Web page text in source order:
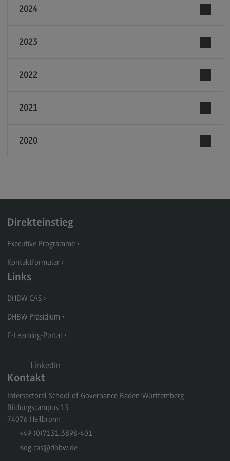
Publikationen
Working Paper Serie
HumanFactor in der Praxis
Im Gespräch mit Silke Stremlau
Im Gespräch mit Veit Mathauer
Im Gespräch mit Britta Hildebrandt
Im Gespräch mit Annette Treibel
Im Gespräch mit Helen Lückge
Im Gespräch mit Bernd Villhauer
Im Gespräch mit Hardy Groeger
Im Gespräch mit Christoph Seckler
Im Gespräch mit Verena Schmid
Im Gespräch mit Moritz Kilger
Im Gespräch mit Lara Schmidt-Rüdt
Im Gespräch mit Tobias Krafft
2024
2023
2022
2021
2020
Direkteinstieg
Executive Programme
Kontaktformular
Links
DHBW CAS
DHBW Präsidium
E-Learning-Portal
LinkedIn
Kontakt
Intersectoral School of Governance Baden-Württemberg
Bildungscampus 13
74076 Heilbronn
+49 (0)7131.3898-401
isog.cas@dhbw.de